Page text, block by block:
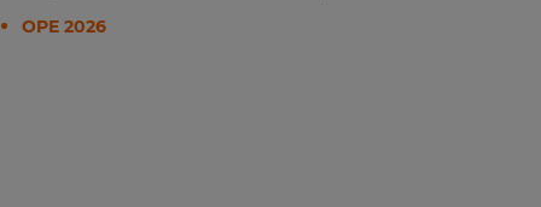
OPE 2026